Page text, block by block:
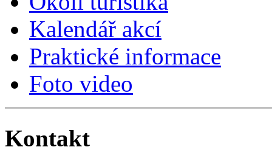
Kalendář akcí
Praktické informace
Foto video
Kontakt